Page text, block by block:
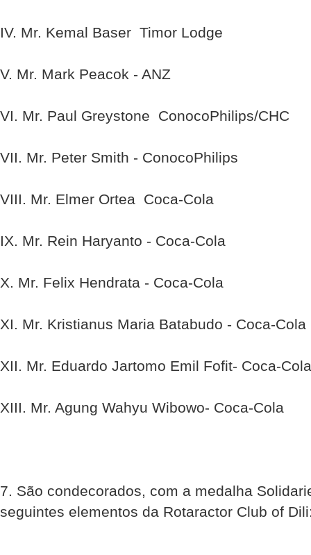
IV. Mr. Kemal Baser  Timor Lodge
V. Mr. Mark Peacok - ANZ
VI. Mr. Paul Greystone  ConocoPhilips/CHC
VII. Mr. Peter Smith - ConocoPhilips
VIII. Mr. Elmer Ortea  Coca-Cola
IX. Mr. Rein Haryanto - Coca-Cola
X. Mr. Felix Hendrata - Coca-Cola
XI. Mr. Kristianus Maria Batabudo - Coca-Cola
XII. Mr. Eduardo Jartomo Emil Fofit- Coca-Cola
XIII. Mr. Agung Wahyu Wibowo- Coca-Cola
7. São condecorados, com a medalha
seguintes elementos da Rotaractor Club of